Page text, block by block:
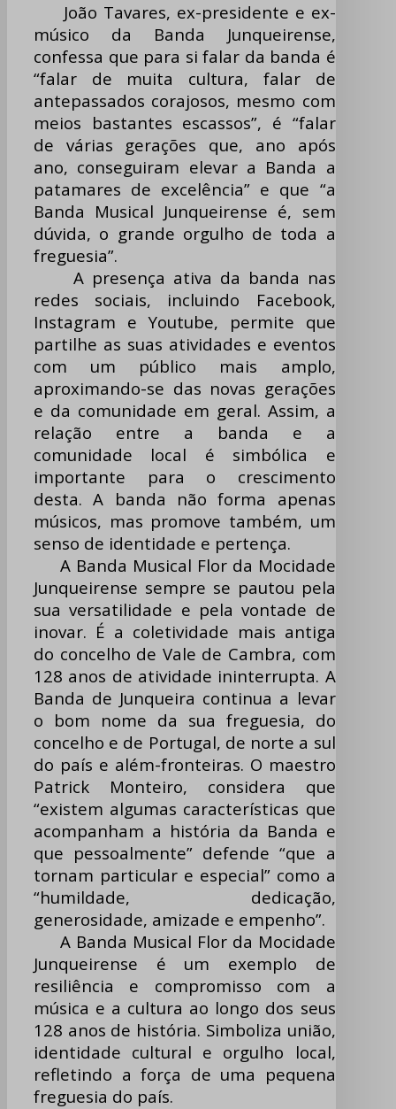
João Tavares, ex-presidente e ex-
músico da Banda Junqueirense,
confessa que para si falar da banda é
“falar de muita cultura, falar de
antepassados corajosos, mesmo com
meios bastantes escassos”, é “falar
de várias gerações que, ano após
ano, conseguiram elevar a Banda a
patamares de excelência” e que “a
Banda Musical Junqueirense é, sem
dúvida, o grande orgulho de toda a
freguesia”.
A presença ativa da banda nas
redes sociais, incluindo Facebook,
Instagram e Youtube, permite que
partilhe as suas atividades e eventos
com um público mais amplo,
aproximando-se das novas gerações
e da comunidade em geral. Assim, a
relação entre a banda e a
comunidade local é simbólica e
importante para o crescimento
desta. A banda não forma apenas
músicos, mas promove também, um
senso de identidade e pertença.
A Banda Musical Flor da Mocidade
Junqueirense sempre se pautou pela
sua versatilidade e pela vontade de
inovar. É a coletividade mais antiga
do concelho de Vale de Cambra, com
128 anos de atividade ininterrupta. A
Banda de Junqueira continua a levar
o bom nome da sua freguesia, do
concelho e de Portugal, de norte a sul
do país e além-fronteiras. O maestro
Patrick Monteiro, considera que
“existem algumas características que
acompanham a história da Banda e
que pessoalmente” defende “que a
tornam particular e especial” como a
“humildade, dedicação,
generosidade, amizade e empenho”.
A Banda Musical Flor da Mocidade
Junqueirense é um exemplo de
resiliência e compromisso com a
música e a cultura ao longo dos seus
128 anos de história. Simboliza união,
identidade cultural e orgulho local,
refletindo a força de uma pequena
freguesia do país.